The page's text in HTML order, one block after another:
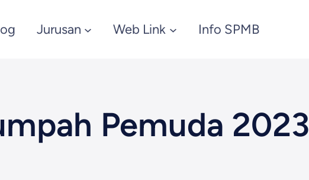
Jurusan Web Link Info SPMB
Pemuda 2023